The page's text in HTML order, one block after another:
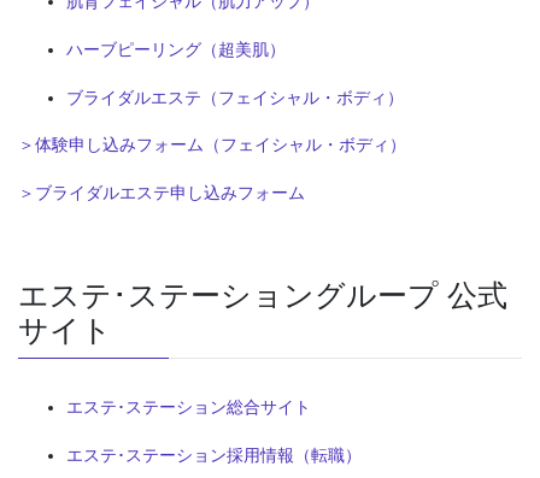
ハーブピーリング（超美肌）
ブライダルエステ（フェイシャル・ボディ）
＞体験申し込みフォーム（フェイシャル・ボディ）
＞ブライダルエステ申し込みフォーム
エステ･ステーショングループ 公式
サイト
エステ･ステーション総合サイト
エステ･ステーション採用情報（転職）